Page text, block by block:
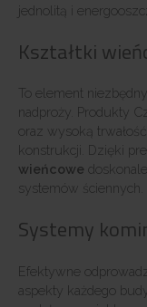
jednolitą i
Kształtki
To element
nadproży. Produkty
oraz wysoką
konstrukcji. Dzięki
wieńcowe
systemów ściennych.
Systemy
Efektywne
aspekty każdego